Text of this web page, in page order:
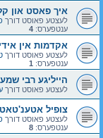
איך פאסט און
לעצטע פאוסט דורך
ענטפערס: 4
אקדמות אין
לעצטע פאוסט דורך
ענטפערס: 1
הייליגע רבי
לעצטע פאוסט דורך
צופיל
לעצטע פאוסט דורך
ענטפערס: 8